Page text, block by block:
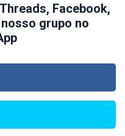
Facebook,
grupo no